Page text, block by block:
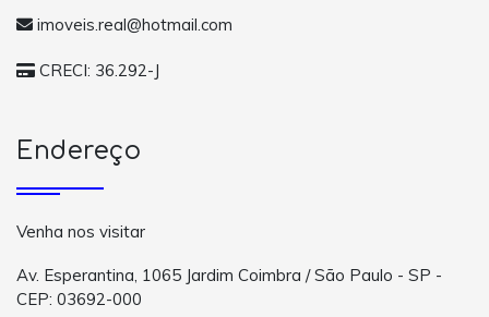
imoveis.real@hotmail.com
CRECI: 36.292-J
Endereço
Venha nos visitar
Av. Esperantina, 1065 Jardim Coimbra / São Paulo - SP -
CEP: 03692-000